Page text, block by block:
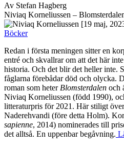
Av Stefan Hagberg
Niviaq Korneliussen –
[19 maj,
Böcker
Redan i första meningen sitter en
entré och skvallrar om att det här
historia. Och det blir det heller inte.
fåglarna förebådar död och olycka.
roman som heter Blomsterdalen och
Niviaq Korneliussen (född 1990),
litteraturpris för 2021. Här stiligt
Naderehvandi (före detta Holm).
sapienne, 2014) nominerades till
det alltså. En uppenbar begåvning.